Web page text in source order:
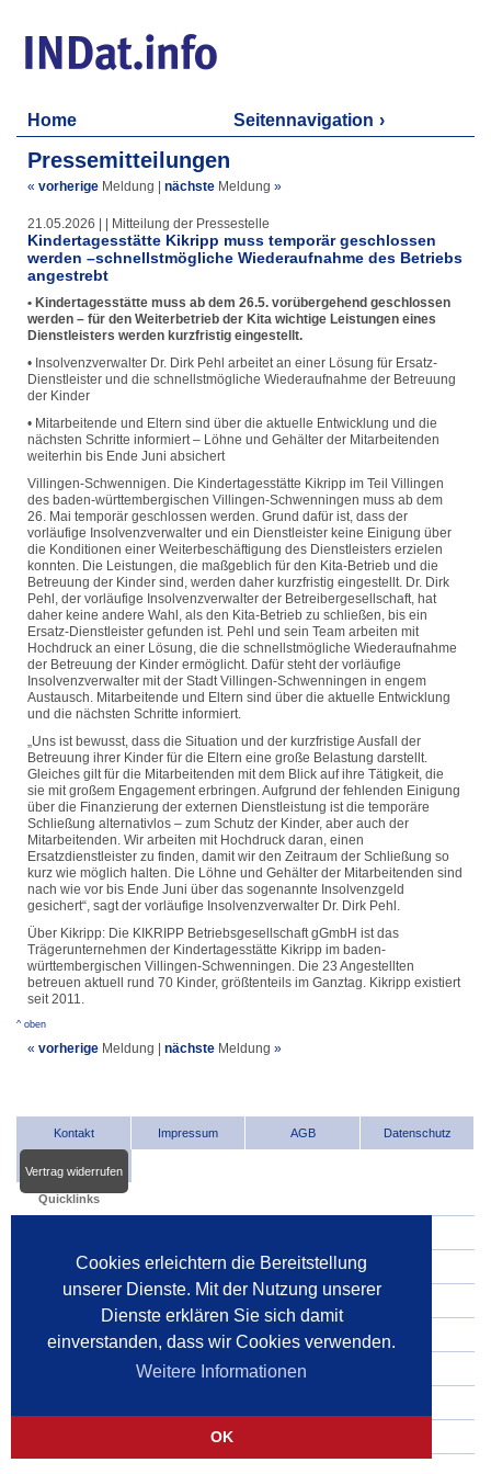
Cookies erleichtern die Bereitstellung
unserer Dienste. Mit der Nutzung unserer
Dienste erklären Sie sich damit
einverstanden, dass wir Cookies verwenden.
Weitere Informationen
OK
Home Seitennavigation
Pressemitteilungen
« vorherige Meldung nächste Meldung »
21.05.2026 | | Mitteilung der Pressestelle
Kindertagesstätte Kikripp muss temporär geschlossen
werden –schnellstmögliche Wiederaufnahme des Betriebs
angestrebt
• Kindertagesstätte muss ab dem 26.5. vorübergehend geschlossen
werden – für den Weiterbetrieb der Kita wichtige Leistungen eines
Dienstleisters werden kurzfristig eingestellt.
• Insolvenzverwalter Dr. Dirk Pehl arbeitet an einer Lösung für Ersatz-
Dienstleister und die schnellstmögliche Wiederaufnahme der Betreuung
der Kinder
• Mitarbeitende und Eltern sind über die aktuelle Entwicklung und die
nächsten Schritte informiert – Löhne und Gehälter der Mitarbeitenden
weiterhin bis Ende Juni absichert
Villingen-Schwennigen. Die Kindertagesstätte Kikripp im Teil Villingen
des baden-württembergischen Villingen-Schwenningen muss ab dem
26. Mai temporär geschlossen werden. Grund dafür ist, dass der
vorläufige Insolvenzverwalter und ein Dienstleister keine Einigung über
die Konditionen einer Weiterbeschäftigung des Dienstleisters erzielen
konnten. Die Leistungen, die maßgeblich für den Kita-Betrieb und die
Betreuung der Kinder sind, werden daher kurzfristig eingestellt. Dr. Dirk
Pehl, der vorläufige Insolvenzverwalter der Betreibergesellschaft, hat
daher keine andere Wahl, als den Kita-Betrieb zu schließen, bis ein
Ersatz-Dienstleister gefunden ist. Pehl und sein Team arbeiten mit
Hochdruck an einer Lösung, die die schnellstmögliche Wiederaufnahme
der Betreuung der Kinder ermöglicht. Dafür steht der vorläufige
Insolvenzverwalter mit der Stadt Villingen-Schwenningen in engem
Austausch. Mitarbeitende und Eltern sind über die aktuelle Entwicklung
und die nächsten Schritte informiert.
„Uns ist bewusst, dass die Situation und der kurzfristige Ausfall der
Betreuung ihrer Kinder für die Eltern eine große Belastung darstellt.
Gleiches gilt für die Mitarbeitenden mit dem Blick auf ihre Tätigkeit, die
sie mit großem Engagement erbringen. Aufgrund der fehlenden Einigung
über die Finanzierung der externen Dienstleistung ist die temporäre
Schließung alternativlos – zum Schutz der Kinder, aber auch der
Mitarbeitenden. Wir arbeiten mit Hochdruck daran, einen
Ersatzdienstleister zu finden, damit wir den Zeitraum der Schließung so
kurz wie möglich halten. Die Löhne und Gehälter der Mitarbeitenden sind
nach wie vor bis Ende Juni über das sogenannte Insolvenzgeld
gesichert“, sagt der vorläufige Insolvenzverwalter Dr. Dirk Pehl.
Über Kikripp: Die KIKRIPP Betriebsgesellschaft gGmbH ist das
Trägerunternehmen der Kindertagesstätte Kikripp im baden-
württembergischen Villingen-Schwenningen. Die 23 Angestellten
betreuen aktuell rund 70 Kinder, größtenteils im Ganztag. Kikripp existiert
seit 2011.
^ oben
« vorherige Meldung nächste Meldung »
Kontakt Impressum AGB Datenschutz
Vertrag widerrufen
Quicklinks
INDat.extra
Dienstleister im Internet